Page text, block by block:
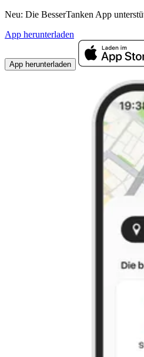
Neu: Die BesserTanken App
App herunterladen
App herunterladen